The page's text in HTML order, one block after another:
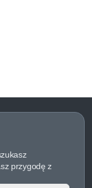
przygodę z